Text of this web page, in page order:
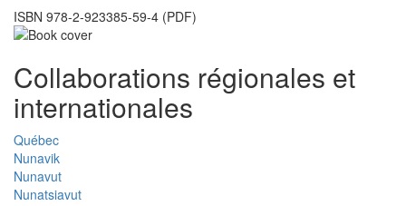
ISBN 978-2-923385-59-4 (PDF)
Collaborations régionales et
internationales
Québec
Nunavik
Nunavut
Nunatsiavut